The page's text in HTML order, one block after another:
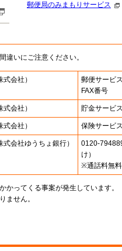
郵便局のみまもりサービス
いにご注意ください。
式会社） 郵便サービ
FAX番号
式会社） 貯金サービ
式会社） 保険サービ
式会社ゆうちょ銀行）
0120-
け）
※通話料無
かってくる事案が発生しています。
ません。